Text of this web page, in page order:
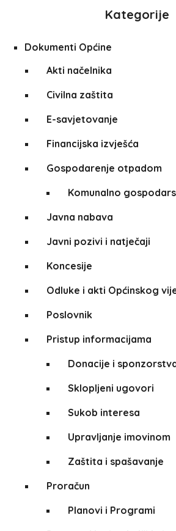
Kategorije
Dokumenti Općine
Akti načelnika
Civilna zaštita
E-savjetovanje
Financijska izvješća
Gospodarenje otpadom
Komunalno
Javna nabava
Javni pozivi i natječaji
Koncesije
Odluke i akti Općinskog
Poslovnik
Pristup informacijama
Donacije i
Sklopljeni ugovori
Sukob interesa
Upravljanje imovinom
Zaštita i spašavanje
Proračun
Planovi i Programi